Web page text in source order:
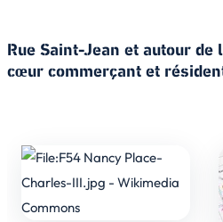
Rue Saint-Jean et autour de
cœur commerçant et